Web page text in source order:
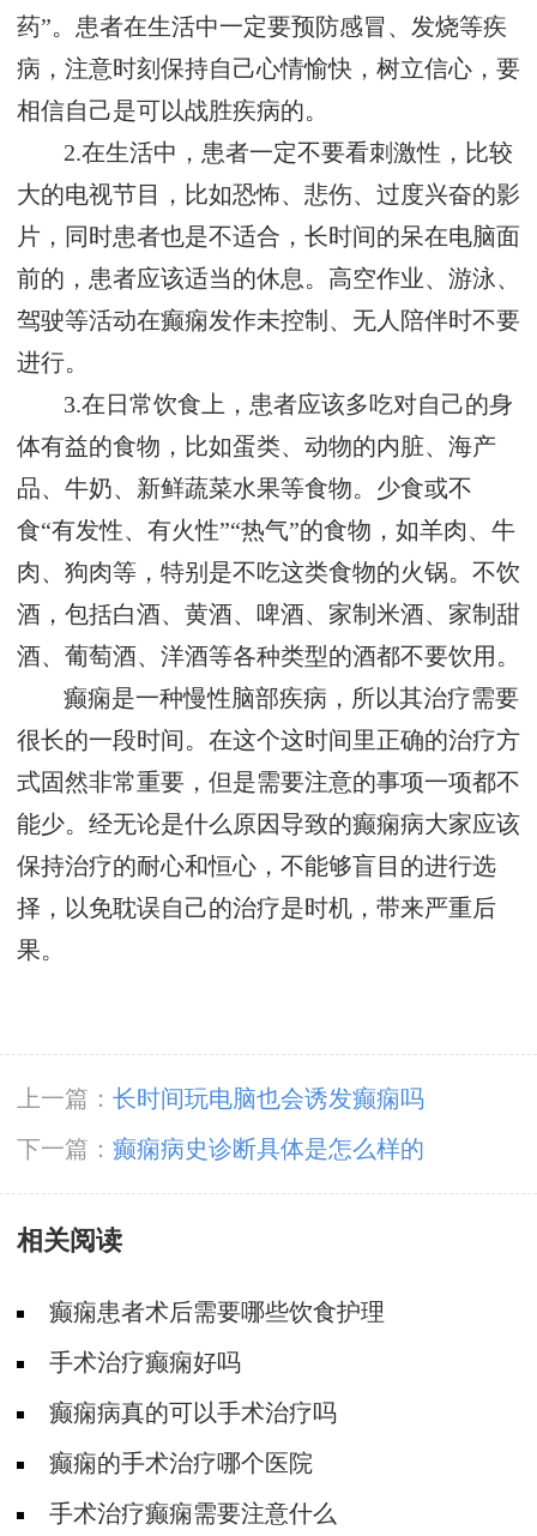
药”。患者在生活中一定要预防感冒、发烧等疾
病，注意时刻保持自己心情愉快，树立信心，要
相信自己是可以战胜疾病的。
2.在生活中，患者一定不要看刺激性，比较
大的电视节目，比如恐怖、悲伤、过度兴奋的影
片，同时患者也是不适合，长时间的呆在电脑面
前的，患者应该适当的休息。高空作业、游泳、
驾驶等活动在癫痫发作未控制、无人陪伴时不要
进行。
3.在日常饮食上，患者应该多吃对自己的身
体有益的食物，比如蛋类、动物的内脏、海产
品、牛奶、新鲜蔬菜水果等食物。少食或不
食“有发性、有火性”“热气”的食物，如羊肉、牛
肉、狗肉等，特别是不吃这类食物的火锅。不饮
酒，包括白酒、黄酒、啤酒、家制米酒、家制甜
酒、葡萄酒、洋酒等各种类型的酒都不要饮用。
癫痫是一种慢性脑部疾病，所以其治疗需要
很长的一段时间。在这个这时间里正确的治疗方
式固然非常重要，但是需要注意的事项一项都不
能少。经无论是什么原因导致的癫痫病大家应该
保持治疗的耐心和恒心，不能够盲目的进行选
择，以免耽误自己的治疗是时机，带来严重后
果。
上一篇： 长时间玩电脑也会诱发癫痫吗
下一篇： 癫痫病史诊断具体是怎么样的
相关阅读
癫痫患者术后需要哪些饮食护理
手术治疗癫痫好吗
癫痫病真的可以手术治疗吗
癫痫的手术治疗哪个医院
手术治疗癫痫需要注意什么